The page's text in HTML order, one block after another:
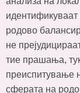
идентификуваат
родово
не
тие прашања,
преиспитување
сферата на